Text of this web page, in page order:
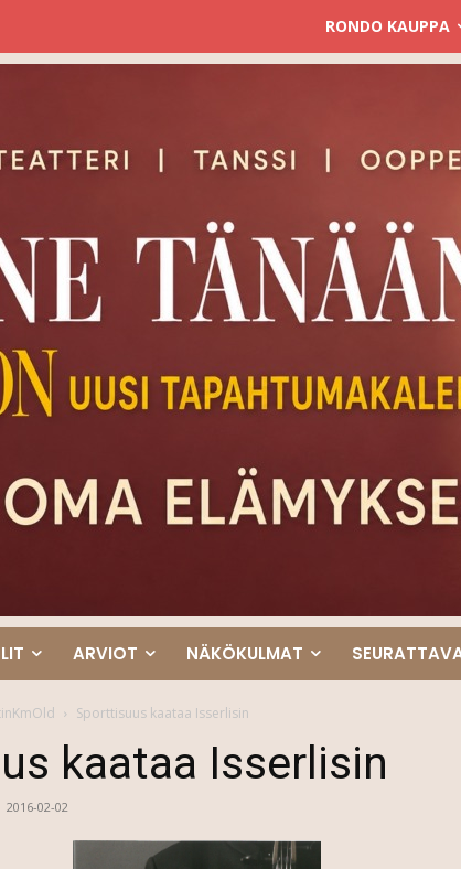
RONDO KAUPPA
ARVIOT NÄKÖKULMAT
Sporttisuus kaataa Isserlisin
kaataa Isserlisin
2016-02-02